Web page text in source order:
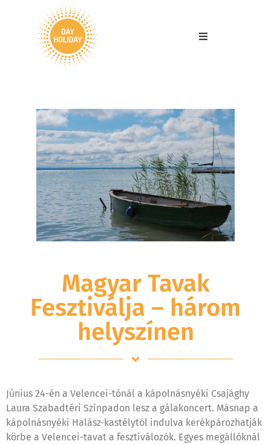
Magyar Tavak
Fesztiválja – három
helyszínen
Június 24-én a Velencei-tónál a kápolnásnyéki Csajághy
Laura Szabadtéri Színpadon lesz a gálakoncert. Másnap a
kápolnásnyéki Halász-kastélytól indulva kerékpározhatják
körbe a Velencei-tavat a fesztiválozók. Egyes megállóknál